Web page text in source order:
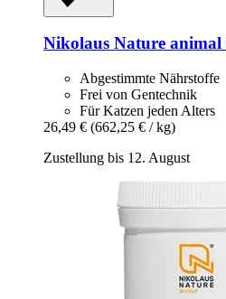
Nikolaus Nature animal
Abgestimmte Nährstoffe
Frei von Gentechnik
Für Katzen jeden Alters
26,49 € (662,25 € / kg)
Zustellung bis 12. August